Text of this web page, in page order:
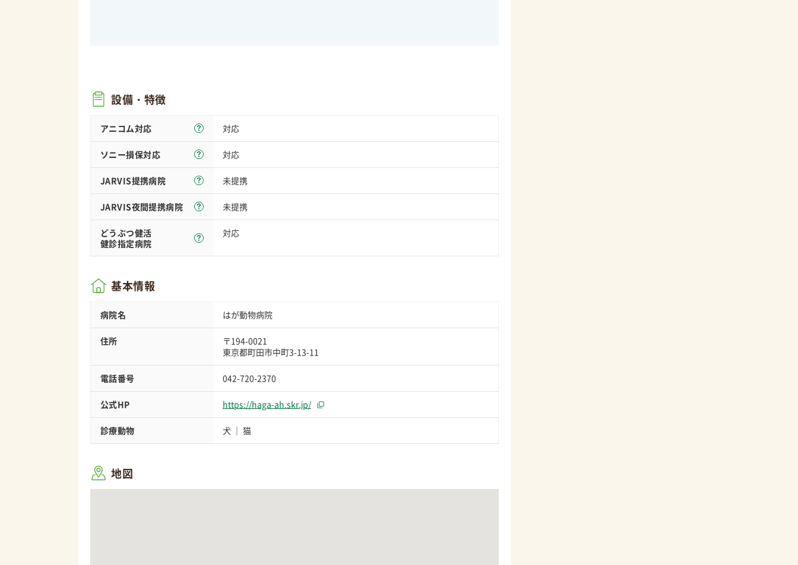
設備・特徴
アニコム対応 対応
ソニー損保対応 対応
JARVIS提携病院 未提携
JARVIS夜間提携病院 未提携
どうぶつ健活
健診指定病院
対応
基本情報
病院名 はが動物病院
住所
〒194-0021
東京都町田市中町3-13-11
電話番号 042-720-2370
公式HP https://haga-ah.skr.jp/
診療動物 犬 猫
地図